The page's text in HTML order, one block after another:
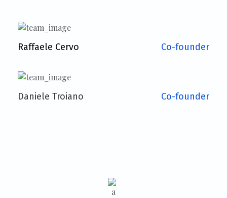
Co-founder
Raffaele Cervo
Co-founder
Daniele Troiano